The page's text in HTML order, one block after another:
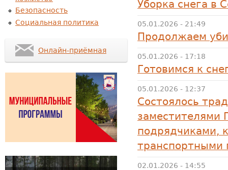
Уборка снега в
05.01.2026 - 21:49
Продолжаем
05.01.2026 - 17:18
Готовимся к
05.01.2026 - 12:37
Состоялось
заместителями
подрядчиками,
транспортными
02.01.2026 - 14:55
Безопасность
Социальная политика
Онлайн-приёмная